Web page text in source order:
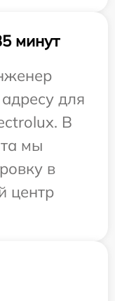
минут
для
В
мы
в
центр